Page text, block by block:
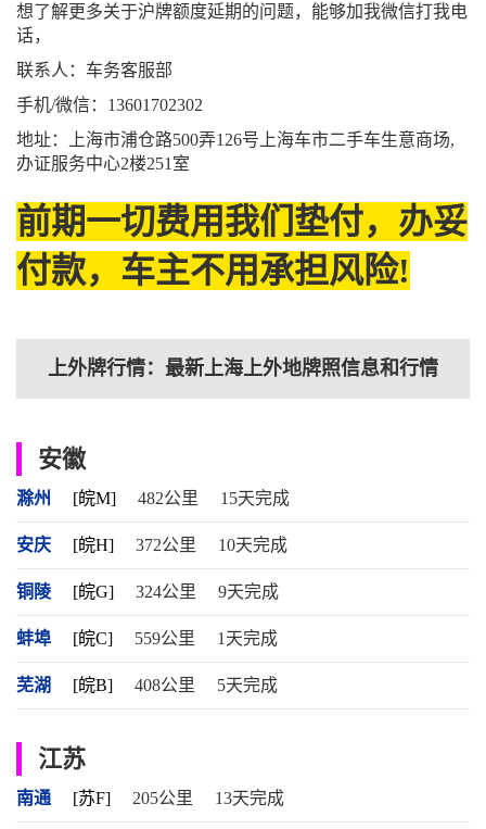
想了解更多关于沪牌额度延期的问题，能够加我微信打我电
话，
联系人：车务客服部
手机/微信：13601702302
地址：上海市浦仓路500弄126号上海车市二手车生意商场,
办证服务中心2楼251室
前期一切费用我们垫付，办妥
付款，车主不用承担风险!
上外牌行情：最新上海上外地牌照信息和行情
安徽
滁州 [皖M] 482公里 15天完成
安庆 [皖H] 372公里 10天完成
铜陵 [皖G] 324公里 9天完成
蚌埠 [皖C] 559公里 1天完成
芜湖 [皖B] 408公里 5天完成
江苏
南通 [苏F] 205公里 13天完成